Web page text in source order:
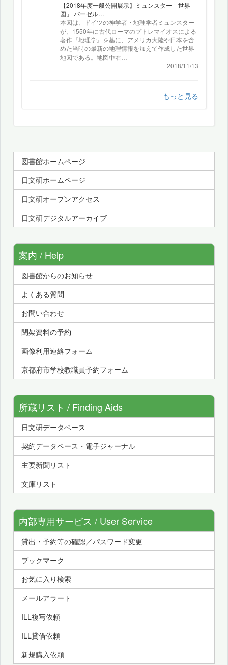
【2018年度一般公開展示】ミュンスター「世界
図」 バーゼル…
本図は、ドイツの神学者・地理学者ミュンスター
が、1550年に古代ローマのプトレマイオスによる
著作『地理学』を基に、アメリカ大陸や日本を含
めた当時の最新の地理情報を加えて作成した世界
地図である。地図中右…
2018/11/13
もっと見る
図書館ホームページ
日文研ホームページ
日文研オープンアクセス
日文研デジタルアーカイブ
案内 / Help
図書館からのお知らせ
よくある質問
お問い合わせ
閉架資料の予約
画像利用連絡フォーム
京都府市学校教職員予約フォーム
所蔵リスト / Finding Aids
日文研データベース
契約データベース・電子ジャーナル
主要新聞リスト
文庫リスト
内部専用サービス / User Service
貸出・予約等の確認／パスワード変更
ブックマーク
お気に入り検索
メールアラート
ILL複写依頼
ILL貸借依頼
新規購入依頼